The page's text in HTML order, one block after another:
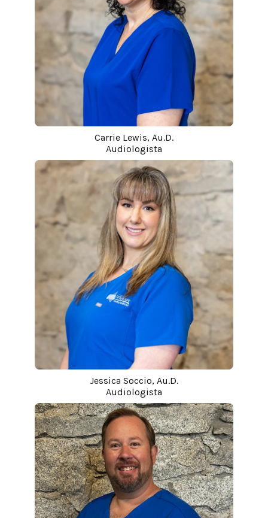
Carrie Lewis, Au.D.
Audiologista
Jessica Soccio, Au.D.
Audiologista